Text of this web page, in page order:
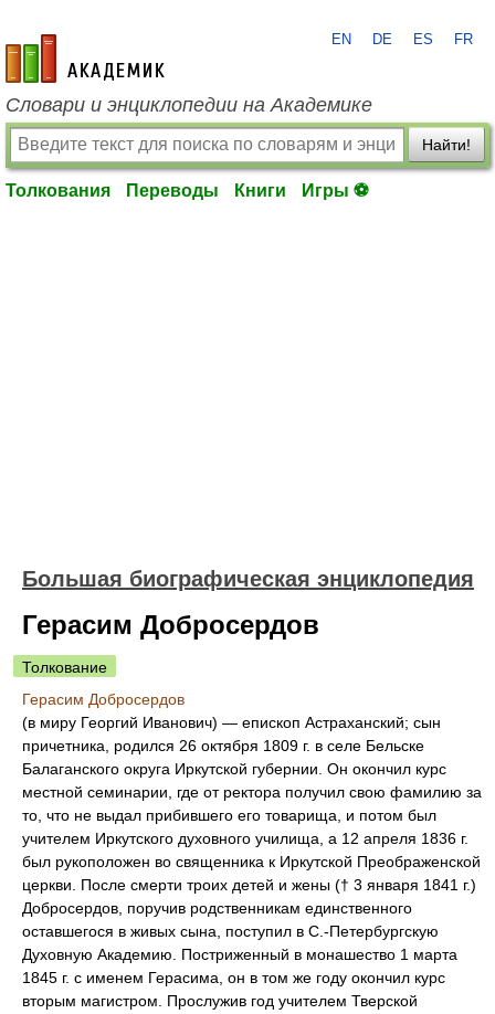
academic.ru
EN DE ES FR
Словари и энциклопедии на Академике
Найти!
Толкования Переводы Книги Игры ⚽
Большая биографическая энциклопедия
Герасим Добросердов
Толкование
Герасим Добросердов
(в миру Георгий Иванович) — епископ Астраханский; сын
причетника, родился 26 октября 1809 г. в селе Бельске
Балаганского округа Иркутской губернии. Он окончил курс
местной семинарии, где от ректора получил свою фамилию за
то, что не выдал прибившего его товарища, и потом был
учителем Иркутского духовного училища, а 12 апреля 1836 г.
был рукоположен во священника к Иркутской Преображенской
церкви. После смерти троих детей и жены († 3 января 1841 г.)
Добросердов, поручив родственникам единственного
оставшегося в живых сына, поступил в С.-Петербургскую
Духовную Академию. Постриженный в монашество 1 марта
1845 г. с именем Герасима, он в том же году окончил курс
вторым магистром. Прослужив год учителем Тверской